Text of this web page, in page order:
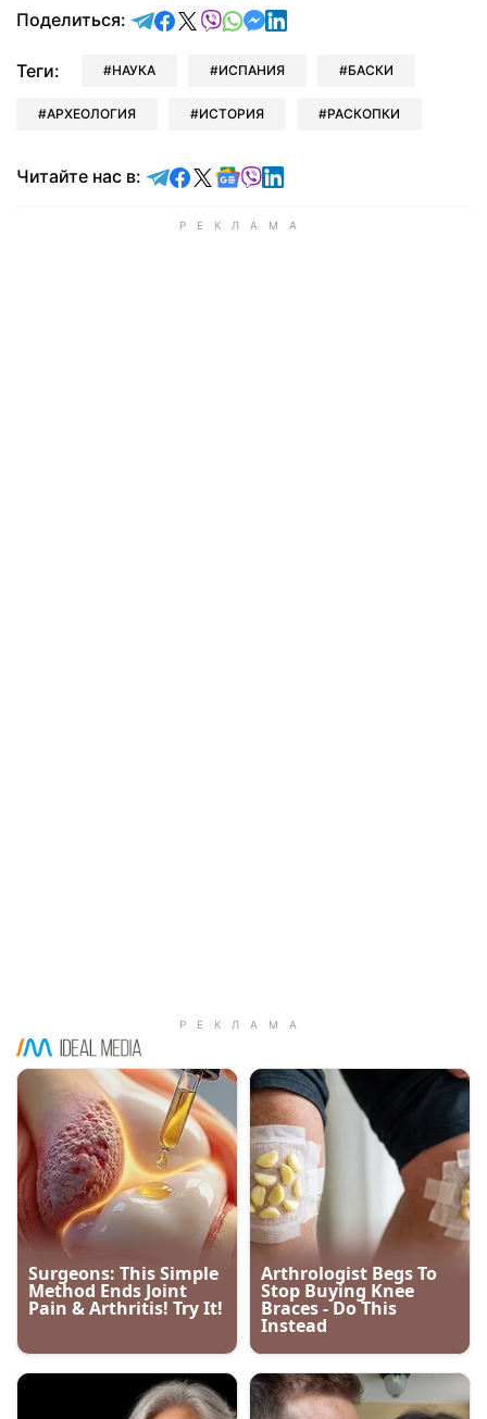
Поделиться: отправить в Telegram
поделиться в Facebook
поделиться в X
отправить в Viber
отправить в Whatsapp
отправить в Messenger
отправить в LinkedIn
Теги: НАУКА ИСПАНИЯ БАСКИ
АРХЕОЛОГИЯ ИСТОРИЯ РАСКОПКИ
Читайте нас в: Читайте в Telegram
Читайте в Facebook
Читайте в X
Читайте в Google news
Читайте в Viber
Читайте в LinkedIn